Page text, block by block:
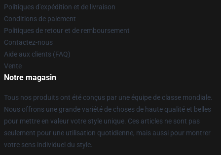
Politiques d'expédition et de livraison
Conditions de paiement
Politiques de retour et de remboursement
Contactez-nous
Aide aux clients (FAQ)
Vente
Notre magasin
Tous nos produits ont été conçus par une équipe de classe mondiale.
Nous offrons une grande variété de choses de haute qualité et belles
pour mettre en valeur votre style unique. Ces articles ne sont pas
seulement pour une utilisation quotidienne, mais aussi pour montrer
votre sens individuel du style.